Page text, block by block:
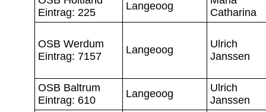
Eintrag: 225
Langeoog
Catharina
OSB Werdum
Eintrag: 7157
Langeoog
Ulrich
Janssen
OSB Baltrum
Eintrag: 610
Langeoog
Ulrich
Janssen